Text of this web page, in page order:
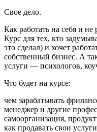
Свое дело.
Как работать на себя и не
Курс для тех, кто
это сделал) и хочет
собственный бизнес. А
услуги — психологов,
Что будет на курсе:
чем зарабатывать
менеджер и другие
самоорганизация,
как продавать свои